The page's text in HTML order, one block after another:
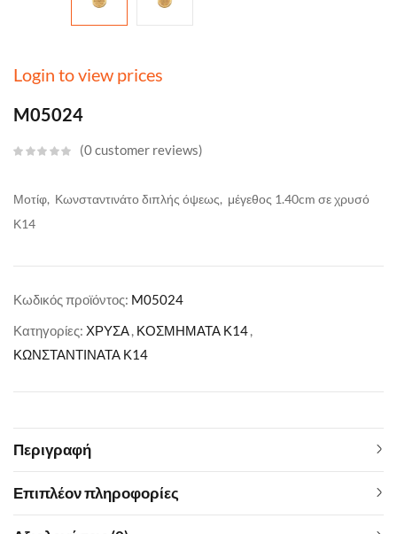
Login to view prices
M05024
0customer reviews
Μοτίφ, Κωνσταντινάτο διπλής όψεως, μέγεθος 1.40cm σε χρυσό
Κ14
Κωδικός προϊόντος: M05024
Κατηγορίες: ΧΡΥΣΑ, ΚΟΣΜΗΜΑΤΑ Κ14,
ΚΩΝΣΤΑΝΤΙΝΑΤΑ Κ14
Περιγραφή
Επιπλέον πληροφορίες